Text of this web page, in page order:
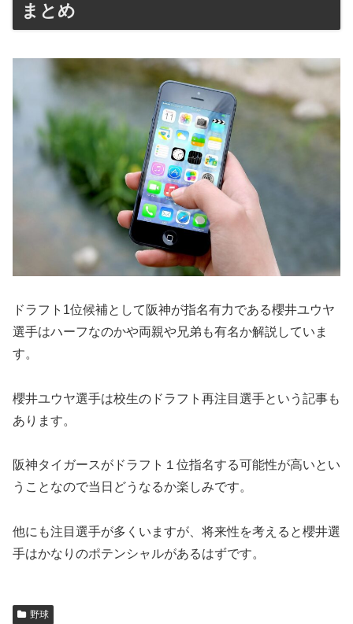
まとめ
ドラフト1位候補として阪神が指名有力である櫻井ユウヤ
選手はハーフなのかや両親や兄弟も有名か解説していま
す。
櫻井ユウヤ選手は校生のドラフト再注目選手という記事も
あります。
阪神タイガースがドラフト１位指名する可能性が高いとい
うことなので当日どうなるか楽しみです。
他にも注目選手が多くいますが、将来性を考えると櫻井選
手はかなりのポテンシャルがあるはずです。
野球